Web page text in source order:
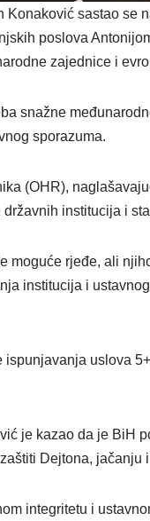
sastao se
poslova
zajednice i
snažne
sporazuma.
(OHR),
institucija i
moguće rjeđe, ali
institucija i
uslova
je kazao da je BiH
Dejtona, jačanju
integritetu i